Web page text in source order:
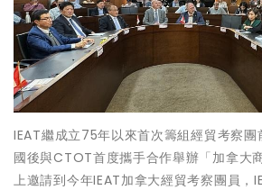
IEAT繼成立75年以來首次籌組經貿考察團
國後與CTOT首度攜手合作舉辦「加拿大
上邀請到今年IEAT加拿大經貿考察團員，